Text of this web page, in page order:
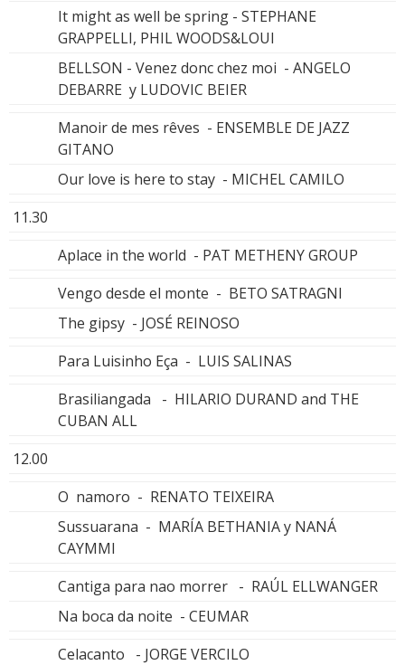
It might as well be spring - STEPHANE
GRAPPELLI, PHIL WOODS&LOUI
BELLSON - Venez donc chez moi - ANGELO
DEBARRE y LUDOVIC BEIER
Manoir de mes rêves - ENSEMBLE DE JAZZ
GITANO
Our love is here to stay - MICHEL CAMILO
11.30
Aplace in the world - PAT METHENY GROUP
Vengo desde el monte - BETO SATRAGNI
The gipsy - JOSÉ REINOSO
Para Luisinho Eça - LUIS SALINAS
Brasiliangada - HILARIO DURAND and THE
CUBAN ALL
12.00
O namoro - RENATO TEIXEIRA
Sussuarana - MARÍA BETHANIA y NANÁ
CAYMMI
Cantiga para nao morrer - RAÚL ELLWANGER
Na boca da noite - CEUMAR
Celacanto - JORGE VERCILO